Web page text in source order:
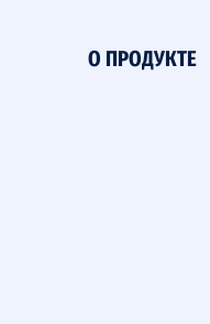
О ПРОДУКТЕ